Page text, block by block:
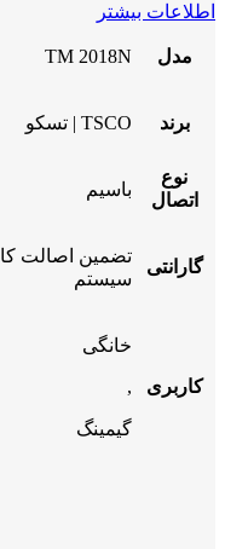
اطلاعات بیشتر
مدل TM 2018N
برند TSCO | تسکو
نوع
اتصال
باسیم
گارانتی
تضمین اصالت
سیستم
کاربری
خانگی
,
گیمینگ